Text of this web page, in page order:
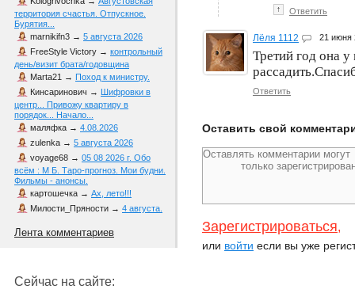
↑ Ответить
Лёля 1112 21
Третий год она
Ответить
Оставить свой
Зарегистрироваться,
или войти если вы уже
территория счастья. Отпускное.
Бурятия...
marnikifn3 → 5 августа 2026
FreeStyle Victory → контрольный
день/визит брата/годовщина
Marta21 → Поход к министру.
Кинсаринович → Шифровки в
центр... Привожу квартиру в
порядок... Начало...
маляфка → 4.08.2026
zulenka → 5 августа 2026
voyage68 → 05 08 2026 г. Обо
всём : М Б. Таро-прогноз. Мои будни.
Фильмы - анонсы.
картошечка → Ах, лето!!!
Милости_Пряности → 4 августа.
Лента комментариев
Сейчас на сайте: